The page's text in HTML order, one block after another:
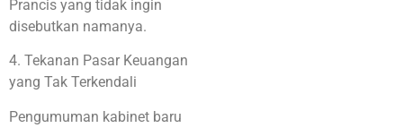
Prancis yang tidak ingin
disebutkan namanya.
4. Tekanan Pasar Keuangan
yang Tak Terkendali
Pengumuman kabinet baru